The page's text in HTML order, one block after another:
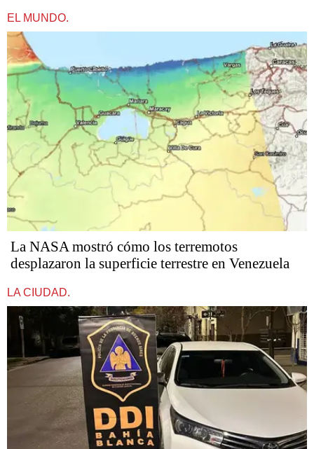
EL MUNDO.
La NASA mostró cómo los terremotos
desplazaron la superficie terrestre en Venezuela
LA CIUDAD.